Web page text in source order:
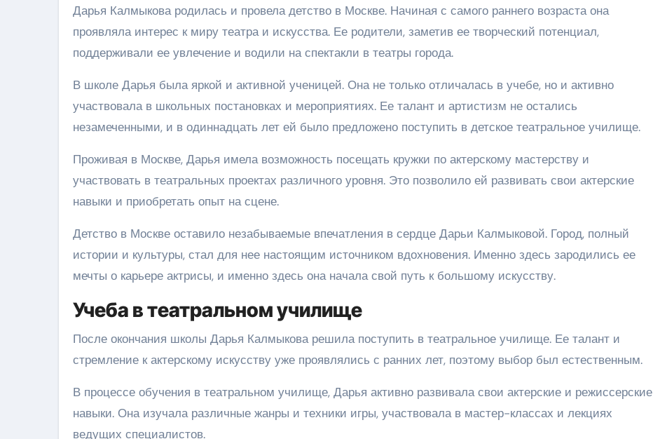
Дарья Калмыкова родилась и провела детство в Москве. Начиная с самого раннего возраста она
проявляла интерес к миру театра и искусства. Ее родители, заметив ее творческий потенциал,
поддерживали ее увлечение и водили на спектакли в театры города.
В школе Дарья была яркой и активной ученицей. Она не только отличалась в учебе, но и активно
участвовала в школьных постановках и мероприятиях. Ее талант и артистизм не остались
незамеченными, и в одиннадцать лет ей было предложено поступить в детское театральное училище.
Проживая в Москве, Дарья имела возможность посещать кружки по актерскому мастерству и
участвовать в театральных проектах различного уровня. Это позволило ей развивать свои актерские
навыки и приобретать опыт на сцене.
Детство в Москве оставило незабываемые впечатления в сердце Дарьи Калмыковой. Город, полный
истории и культуры, стал для нее настоящим источником вдохновения. Именно здесь зародились ее
мечты о карьере актрисы, и именно здесь она начала свой путь к большому искусству.
Учеба в театральном училище
После окончания школы Дарья Калмыкова решила поступить в театральное училище. Ее талант и
стремление к актерскому искусству уже проявлялись с ранних лет, поэтому выбор был естественным.
В процессе обучения в театральном училище, Дарья активно развивала свои актерские и режиссерские
навыки. Она изучала различные жанры и техники игры, участвовала в мастер-классах и лекциях
ведущих специалистов.